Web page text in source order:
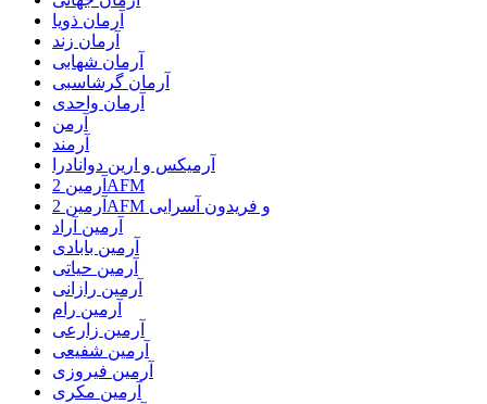
آرمان ذویا
آرمان زند
آرمان شهابی
آرمان گرشاسبی
آرمان واحدی
آرمن
آرمند
آرمیکس و ارین دوانادرا
آرمین 2AFM
آرمین 2AFM و فریدون آسرایی
آرمین آراد
آرمین بابادی
آرمین حیاتی
آرمین رازانی
آرمین رام
آرمین زارعی
آرمین شفیعی
آرمین فیروزی
آرمین مکری